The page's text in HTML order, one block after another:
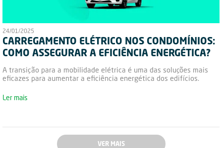
24/01/2025
CARREGAMENTO ELÉTRICO NOS CONDOMÍNIOS:
COMO ASSEGURAR A EFICIÊNCIA ENERGÉTICA?
A transição para a mobilidade elétrica é uma das soluções mais
eficazes para aumentar a eficiência energética dos edifícios.
Ler mais
VER MAIS